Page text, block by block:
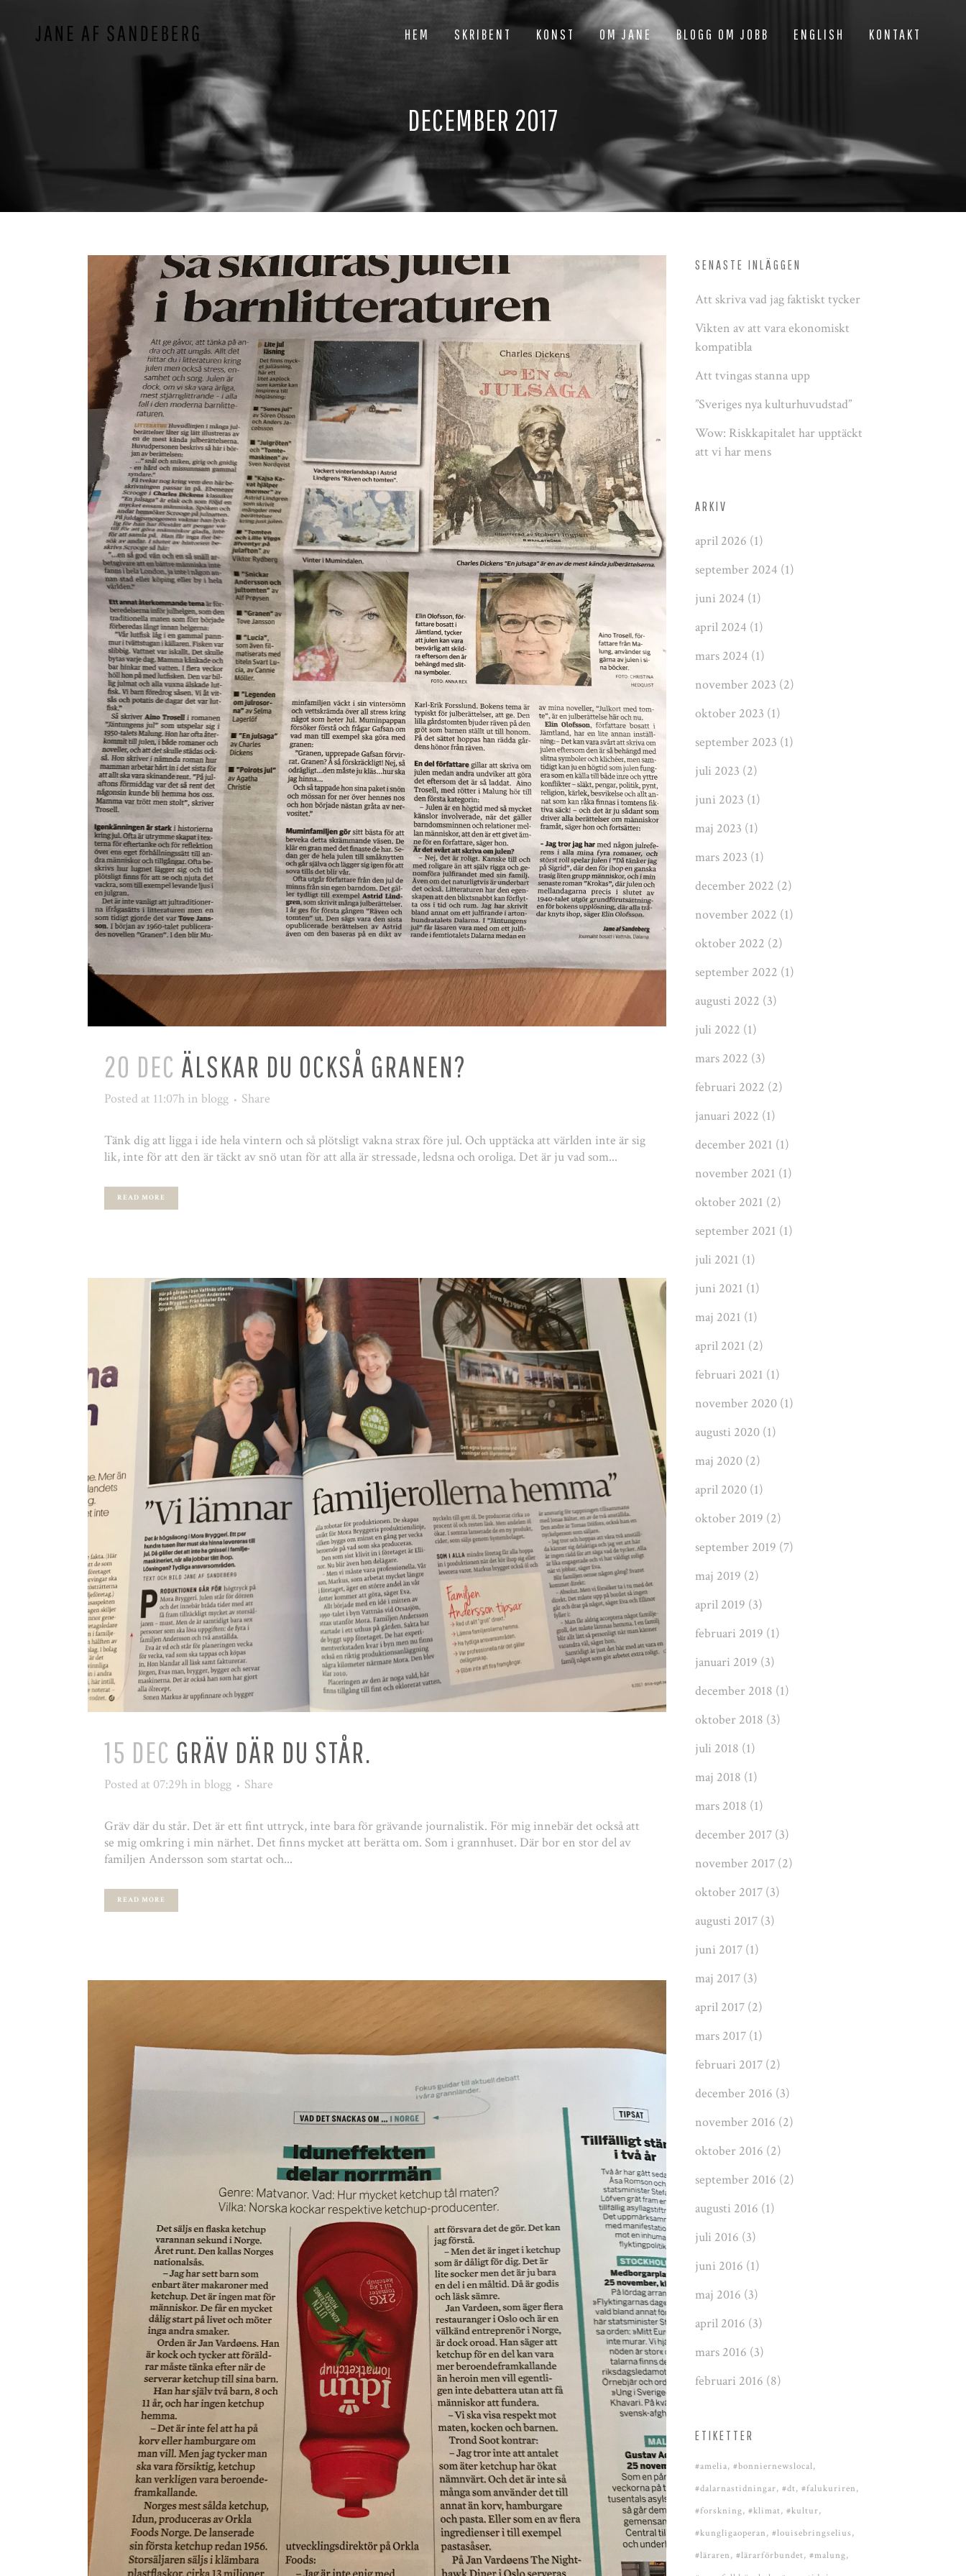
HEM SKRIBENT KONST OM JANE BLOGG OM JOBB ENGLISH KONTAKT
DECEMBER 2017
20 DEC ÄLSKAR DU OCKSÅ GRANEN?
Posted at 11:07h in blogg Share
Tänk dig att ligga i ide hela vintern och så plötsligt vakna strax före jul. Och upptäcka att världen inte är sig
lik, inte för att den är täckt av snö utan för att alla är stressade, ledsna och oroliga. Det är ju vad som...
READ MORE
15 DEC GRÄV DÄR DU STÅR.
Posted at 07:29h in blogg Share
Gräv där du står. Det är ett fint uttryck, inte bara för grävande journalistik. För mig innebär det också att
se mig omkring i min närhet. Det finns mycket att berätta om. Som i grannhuset. Där bor en stor del av
familjen Andersson som startat och...
READ MORE
SENASTE INLÄGGEN
Att skriva vad jag faktiskt tycker
Vikten av att vara ekonomiskt
kompatibla
Att tvingas stanna upp
”Sveriges nya kulturhuvudstad”
Wow: Riskkapitalet har upptäckt
att vi har mens
ARKIV
april 2026 (1)
september 2024 (1)
juni 2024 (1)
april 2024 (1)
mars 2024 (1)
november 2023 (2)
oktober 2023 (1)
september 2023 (1)
juli 2023 (2)
juni 2023 (1)
maj 2023 (1)
mars 2023 (1)
december 2022 (2)
november 2022 (1)
oktober 2022 (2)
september 2022 (1)
augusti 2022 (3)
juli 2022 (1)
mars 2022 (3)
februari 2022 (2)
januari 2022 (1)
december 2021 (1)
november 2021 (1)
oktober 2021 (2)
september 2021 (1)
juli 2021 (1)
juni 2021 (1)
maj 2021 (1)
april 2021 (2)
februari 2021 (1)
november 2020 (1)
augusti 2020 (1)
maj 2020 (2)
april 2020 (1)
oktober 2019 (2)
september 2019 (7)
maj 2019 (2)
april 2019 (3)
februari 2019 (1)
januari 2019 (3)
december 2018 (1)
oktober 2018 (3)
juli 2018 (1)
maj 2018 (1)
mars 2018 (1)
december 2017 (3)
november 2017 (2)
oktober 2017 (3)
augusti 2017 (3)
juni 2017 (1)
maj 2017 (3)
april 2017 (2)
mars 2017 (1)
februari 2017 (2)
december 2016 (3)
november 2016 (2)
oktober 2016 (2)
september 2016 (2)
augusti 2016 (1)
juli 2016 (3)
juni 2016 (1)
maj 2016 (3)
april 2016 (3)
mars 2016 (3)
februari 2016 (8)
ETIKETTER
#amelia #bonniernewslocal
#dalarnastidningar #dt #falukuriren
#forskning #klimat #kultur
#kungligaoperan #louisebringselius
#läraren #lärarförbundet #malung